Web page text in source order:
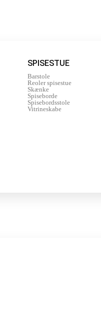
SPISESTUE
Barstole
Reoler spisestue
Skænke
Spiseborde
Spisebordsstole
Vitrineskabe